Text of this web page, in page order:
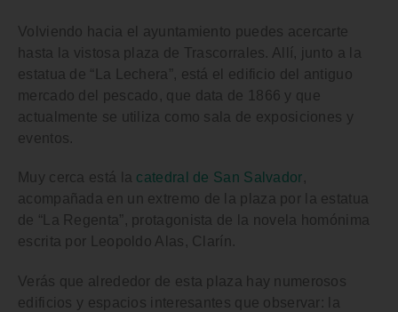
Volviendo hacia el ayuntamiento puedes acercarte
hasta la vistosa plaza de Trascorrales. Allí, junto a la
estatua de “La Lechera”, está el edificio del antiguo
mercado del pescado, que data de 1866 y que
actualmente se utiliza como sala de exposiciones y
eventos.
Muy cerca está la catedral de San Salvador,
acompañada en un extremo de la plaza por la estatua
de “La Regenta”, protagonista de la novela homónima
escrita por Leopoldo Alas, Clarín.
Verás que alrededor de esta plaza hay numerosos
edificios y espacios interesantes que observar: la